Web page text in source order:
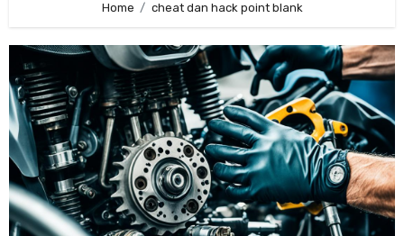
Home cheat dan hack point blank